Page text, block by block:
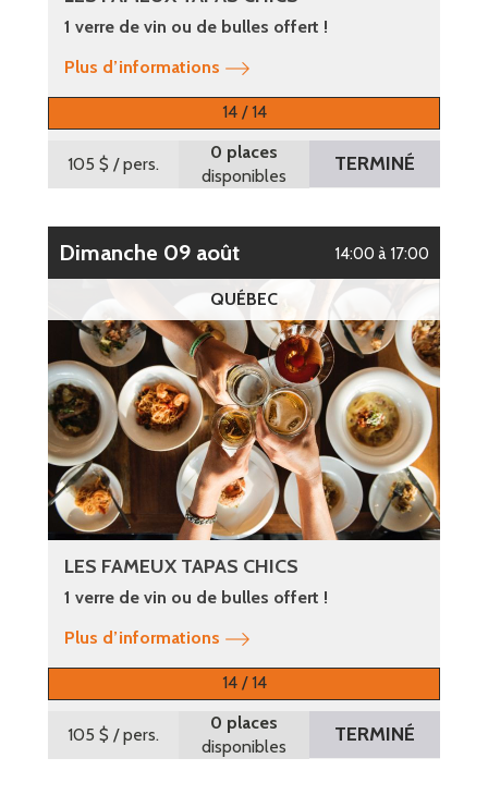
1 verre de vin ou de bulles offert !
Plus d’informations
14 / 14
105 $ / pers.
0 places
disponibles
TERMINÉ
dimanche 09 août 14:00 à 17:00
QUÉBEC
LES FAMEUX TAPAS CHICS
1 verre de vin ou de bulles offert !
Plus d’informations
14 / 14
105 $ / pers.
0 places
disponibles
TERMINÉ